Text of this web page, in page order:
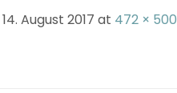
14. August 2017 at 472 × 500